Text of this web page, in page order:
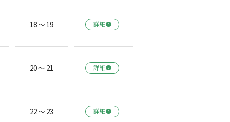
18 ～ 19 詳細
20 ～ 21 詳細
22 ～ 23 詳細